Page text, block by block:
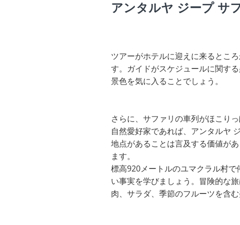
アンタルヤ ジープ サ
ツアーがホテルに迎えに来るとこ
す。ガイドがスケジュールに関す
景色を気に入ることでしょう。
さらに、サファリの車列がほこり
自然愛好家であれば、アンタルヤ
地点があることは言及する価値が
ます。
標高920メートルのユマクラル村
い事実を学びましょう。冒険的な
肉、サラダ、季節のフルーツを含